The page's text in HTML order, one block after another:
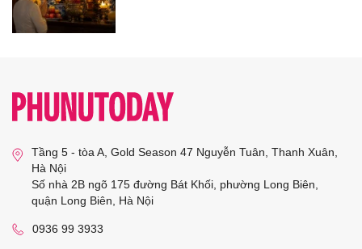
Tầng 5 - tòa A, Gold Season 47 Nguyễn Tuân, Thanh Xuân,
Hà Nội
Số nhà 2B ngõ 175 đường Bát Khối, phường Long Biên,
quận Long Biên, Hà Nội
0936 99 3933